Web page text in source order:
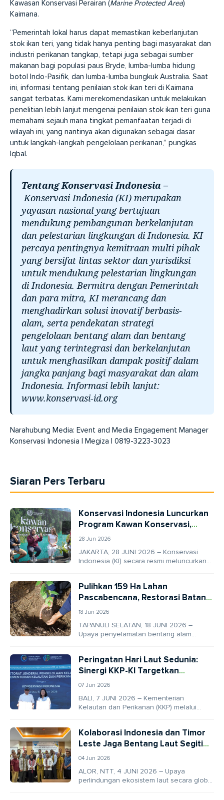
Kawasan Konservasi Perairan (Marine Protected Area)
Kaimana.
“Pemerintah lokal harus dapat memastikan keberlanjutan
stok ikan teri, yang tidak hanya penting bagi masyarakat dan
industri perikanan tangkap, tetapi juga sebagai sumber
makanan bagi populasi paus Bryde, lumba-lumba hidung
botol Indo-Pasifik, dan lumba-lumba bungkuk Australia. Saat
ini, informasi tentang penilaian stok ikan teri di Kaimana
sangat terbatas. Kami merekomendasikan untuk melakukan
penelitian lebih lanjut mengenai penilaian stok ikan teri guna
memahami sejauh mana tingkat pemanfaatan terjadi di
wilayah ini, yang nantinya akan digunakan sebagai dasar
untuk langkah-langkah pengelolaan perikanan,” pungkas
Iqbal.
Tentang Konservasi Indonesia –
Konservasi Indonesia (KI) merupakan
yayasan nasional yang bertujuan
mendukung pembangunan berkelanjutan
dan pelestarian lingkungan di Indonesia. KI
percaya pentingnya kemitraan multi pihak
yang bersifat lintas sektor dan yurisdiksi
untuk mendukung pelestarian lingkungan
di Indonesia. Bermitra dengan Pemerintah
dan para mitra, KI merancang dan
menghadirkan solusi inovatif berbasis-
alam, serta pendekatan strategi
pengelolaan bentang alam dan bentang
laut yang terintegrasi dan berkelanjutan
untuk menghasilkan dampak positif dalam
jangka panjang bagi masyarakat dan alam
Indonesia. Informasi lebih lanjut:
www.konservasi-id.org
Narahubung Media: Event and Media Engagement Manager
Konservasi Indonesia | Megiza | 0819-3223-3023
Siaran Pers Terbaru
Konservasi Indonesia Luncurkan
Program Kawan Konservasi,
Sederet Artis Ini Ajak Jaga Alam
28 Jun 2026
JAKARTA, 28 JUNI 2026 – Konservasi
Indonesia (KI) secara resmi meluncurkan
pelestarian alam...
Pulihkan 159 Ha Lahan
Pascabencana, Restorasi Batang
Toru Fokus Lindungi Habitat
18 Jun 2026
TAPANULI SELATAN, 18 JUNI 2026 –
Upaya penyelamatan bentang alam
Peringatan Hari Laut Sedunia:
Sinergi KKP-KI Targetkan
Penguatan Ekosistem Laut dari
07 Jun 2026
BALI, 7 JUNI 2026 – Kementerian
Kelautan dan Perikanan (KKP) melalui
Konservasi...
Kolaborasi Indonesia dan Timor
Leste Jaga Bentang Laut Segitiga
Terumbu Karang Dunia
04 Jun 2026
ALOR, NTT, 4 JUNI 2026 – Upaya
perlindungan ekosistem laut secara global